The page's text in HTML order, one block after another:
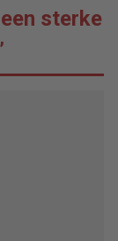
sterke